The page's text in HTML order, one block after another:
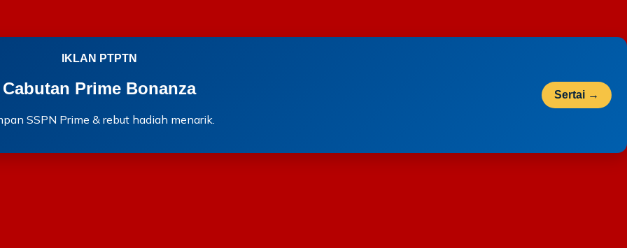
IKLAN PTPTN
Cabutan Prime Bonanza
SSPN Prime & rebut hadiah menarik.
Sertai →